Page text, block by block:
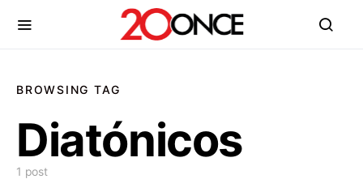
BROWSING TAG
Diatónicos
1 post